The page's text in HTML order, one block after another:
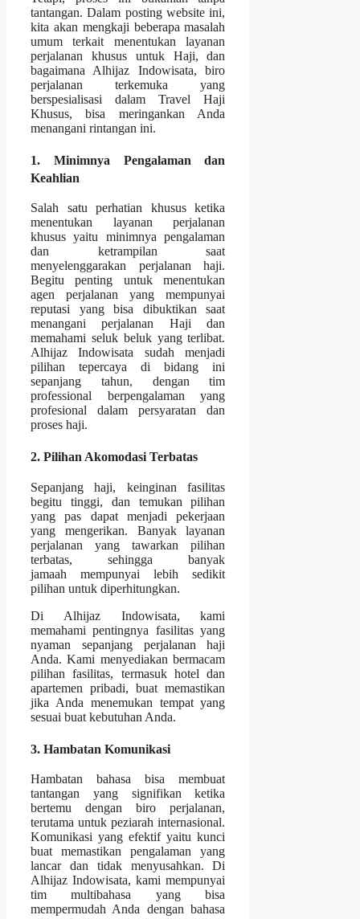
tantangan. Dalam posting website ini,
kita akan mengkaji beberapa masalah
umum terkait menentukan layanan
perjalanan khusus untuk Haji, dan
bagaimana Alhijaz Indowisata, biro
perjalanan terkemuka yang
berspesialisasi dalam Travel Haji
Khusus, bisa meringankan Anda
menangani rintangan ini.
1. Minimnya Pengalaman dan
Keahlian
Salah satu perhatian khusus ketika
menentukan layanan perjalanan
khusus yaitu minimnya pengalaman
dan ketrampilan saat
menyelenggarakan perjalanan haji.
Begitu penting untuk menentukan
agen perjalanan yang mempunyai
reputasi yang bisa dibuktikan saat
menangani perjalanan Haji dan
memahami seluk beluk yang terlibat.
Alhijaz Indowisata sudah menjadi
pilihan tepercaya di bidang ini
sepanjang tahun, dengan tim
professional berpengalaman yang
profesional dalam persyaratan dan
proses haji.
2. Pilihan Akomodasi Terbatas
Sepanjang haji, keinginan fasilitas
begitu tinggi, dan temukan pilihan
yang pas dapat menjadi pekerjaan
yang mengerikan. Banyak layanan
perjalanan yang tawarkan pilihan
terbatas, sehingga banyak
jamaah mempunyai lebih sedikit
pilihan untuk diperhitungkan.
Di Alhijaz Indowisata, kami
memahami pentingnya fasilitas yang
nyaman sepanjang perjalanan haji
Anda. Kami menyediakan bermacam
pilihan fasilitas, termasuk hotel dan
apartemen pribadi, buat memastikan
jika Anda menemukan tempat yang
sesuai buat kebutuhan Anda.
3. Hambatan Komunikasi
Hambatan bahasa bisa membuat
tantangan yang signifikan ketika
bertemu dengan biro perjalanan,
terutama untuk peziarah internasional.
Komunikasi yang efektif yaitu kunci
buat memastikan pengalaman yang
lancar dan tidak menyusahkan. Di
Alhijaz Indowisata, kami mempunyai
tim multibahasa yang bisa
mempermudah Anda dengan bahasa